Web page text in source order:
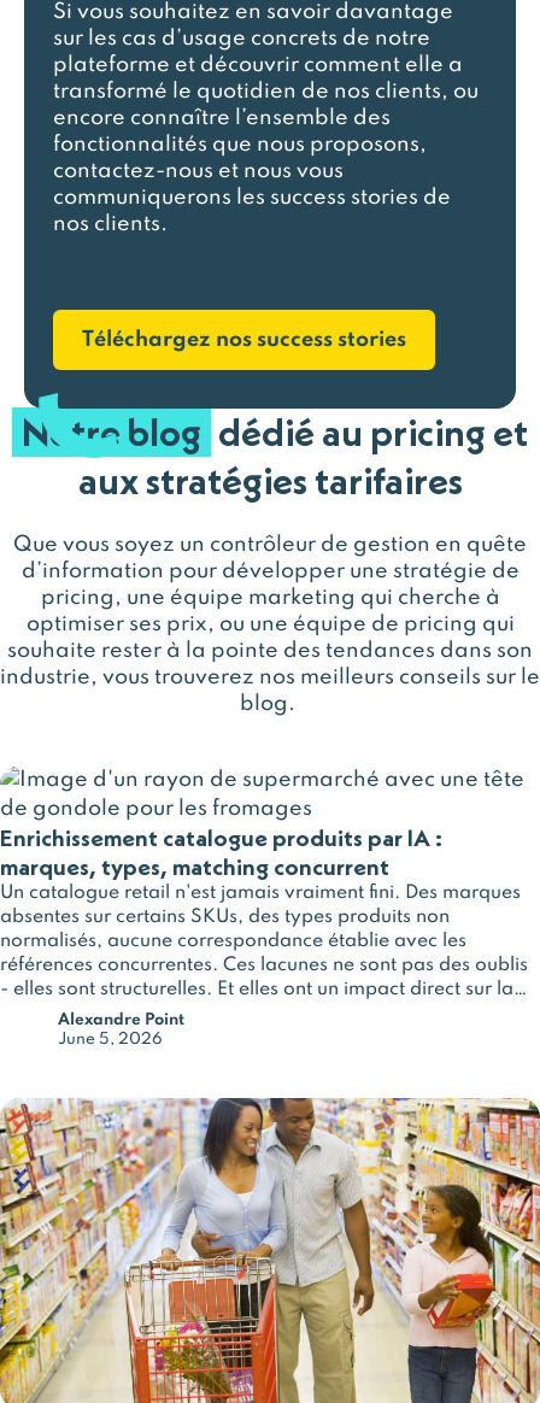
Si vous souhaitez en savoir davantage
sur les cas d’usage concrets de notre
plateforme et découvrir comment elle a
transformé le quotidien de nos clients, ou
encore connaître l’ensemble des
fonctionnalités que nous proposons,
contactez-nous et nous vous
communiquerons les success stories de
nos clients.
Téléchargez nos success stories
Notre blog dédié au pricing et
aux stratégies tarifaires
Que vous soyez un contrôleur de gestion en quête
d’information pour développer une stratégie de
pricing, une équipe marketing qui cherche à
optimiser ses prix, ou une équipe de pricing qui
souhaite rester à la pointe des tendances dans son
industrie, vous trouverez nos meilleurs conseils sur le
blog .
Enrichissement catalogue produits par IA :
marques, types, matching concurrent
Un catalogue retail n'est jamais vraiment fini. Des marques
absentes sur certains SKUs, des types produits non
normalisés, aucune correspondance établie avec les
références concurrentes. Ces lacunes ne sont pas des oublis
- elles sont structurelles. Et elles ont un impact direct sur la
qualité de vos décisions pricing, merchandising et
assortiment.
Alexandre Point
June 5, 2026